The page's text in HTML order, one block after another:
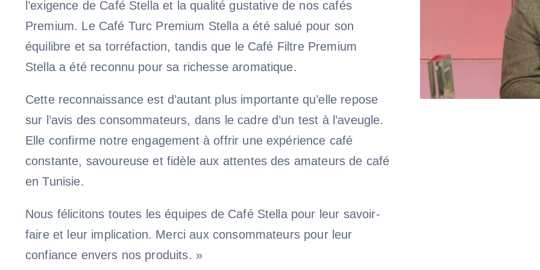
l’exigence de Café Stella et la qualité gustative de nos cafés
Premium. Le Café Turc Premium Stella a été salué pour son
équilibre et sa torréfaction, tandis que le Café Filtre Premium
Stella a été reconnu pour sa richesse aromatique.
Cette reconnaissance est d’autant plus importante qu’elle repose
sur l’avis des consommateurs, dans le cadre d’un test à l’aveugle.
Elle confirme notre engagement à offrir une expérience café
constante, savoureuse et fidèle aux attentes des amateurs de café
en Tunisie.
Nous félicitons toutes les équipes de Café Stella pour leur savoir-
faire et leur implication. Merci aux consommateurs pour leur
confiance envers nos produits. »